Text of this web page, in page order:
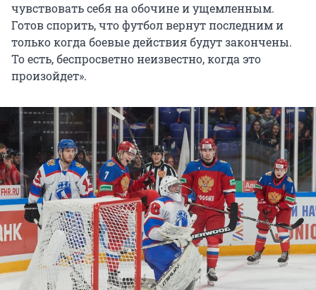
чувствовать себя на обочине и ущемленным.
Готов спорить, что футбол вернут последним и
только когда боевые действия будут закончены.
То есть, беспросветно неизвестно, когда это
произойдет».